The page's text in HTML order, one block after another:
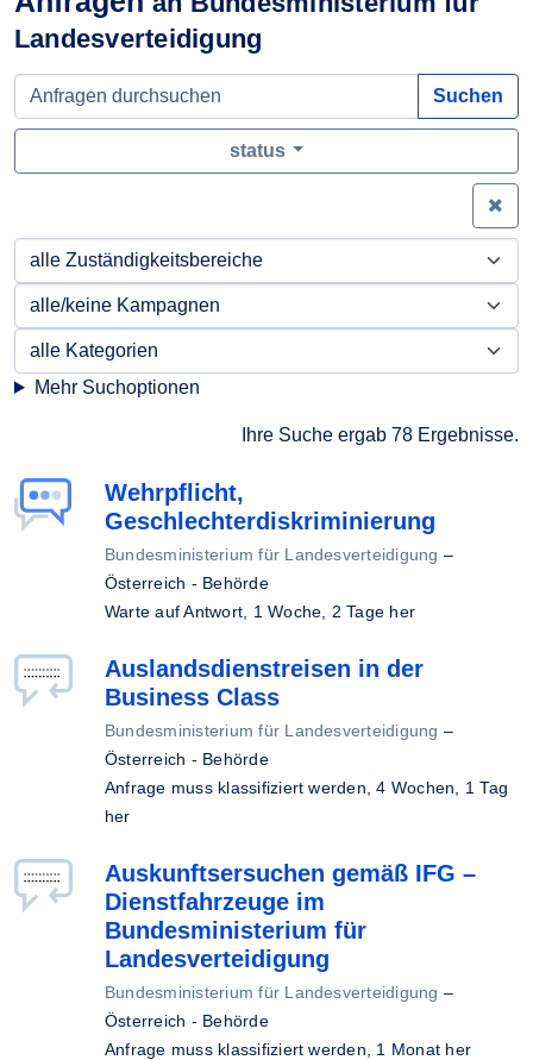
Landesverteidigung
Suchen
status
Mehr Suchoptionen
Ihre Suche ergab 78 Ergebnisse.
Wehrpflicht,
Geschlechterdiskriminierung
Bundesministerium für Landesverteidigung –
Österreich - Behörde
Warte auf Antwort, 1 Woche, 2 Tage her
Auslandsdienstreisen in der
Business Class
Bundesministerium für Landesverteidigung –
Österreich - Behörde
Anfrage muss klassifiziert werden,4 Wochen, 1 Tag
her
Auskunftsersuchen gemäß IFG –
Dienstfahrzeuge im
Bundesministerium für
Landesverteidigung
Bundesministerium für Landesverteidigung –
Österreich - Behörde
Anfrage muss klassifiziert werden, 1 Monat her